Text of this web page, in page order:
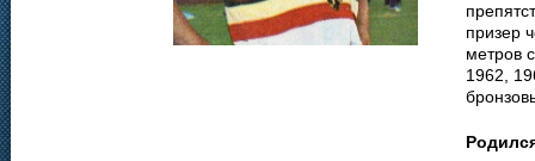
призер
метров
1962,